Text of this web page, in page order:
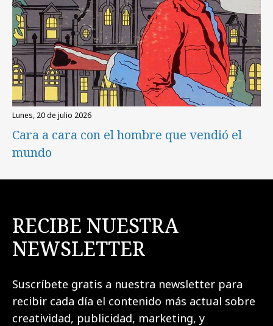
lunes, 20 de julio 2026
Cara a cara con el hombre que vendió el
mundo
RECIBE NUESTRA
NEWSLETTER
Suscríbete gratis a nuestra newsletter para
recibir cada día el contenido más actual sobre
creatividad, publicidad, marketing, y